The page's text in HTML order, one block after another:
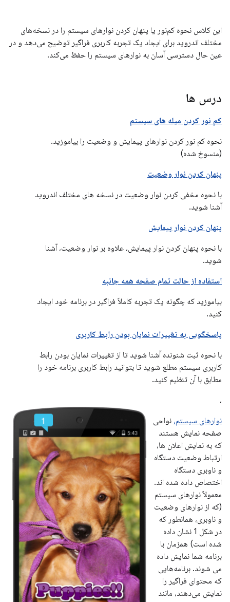
این کلاس نحوه کم‌نور یا پنهان کردن نوارهای سیستم را در نسخه‌های
مختلف اندروید برای ایجاد یک تجربه کاربری فراگیر توضیح می‌دهد و در
عین حال دسترسی آسان به نوارهای سیستم را حفظ می‌کند.
درس ها
کم نور کردن میله های سیستم
نحوه کم نور کردن نوارهای پیمایش و وضعیت را بیاموزید.
(منسوخ شده)
پنهان کردن نوار وضعیت
با نحوه مخفی کردن نوار وضعیت در نسخه های مختلف اندروید
آشنا شوید.
پنهان کردن نوار پیمایش
با نحوه پنهان کردن نوار پیمایش، علاوه بر نوار وضعیت، آشنا
شوید.
استفاده از حالت تمام صفحه همه جانبه
بیاموزید که چگونه یک تجربه کاملاً فراگیر در برنامه خود ایجاد
کنید.
پاسخگویی به تغییرات نمایان بودن رابط کاربری
با نحوه ثبت شنونده آشنا شوید تا از تغییرات نمایان بودن رابط
کاربری سیستم مطلع شوید تا بتوانید رابط کاربری برنامه خود را
مطابق با آن تنظیم کنید.
،
نوارهای سیستم، نواحی
صفحه نمایش هستند
که به نمایش اعلان ها،
ارتباط وضعیت دستگاه
و ناوبری دستگاه
اختصاص داده شده اند.
معمولاً نوارهای سیستم
(که از نوارهای وضعیت
و ناوبری، همانطور که
در شکل 1 نشان داده
شده است) همزمان با
برنامه شما نمایش داده
می شوند. برنامه‌هایی
که محتوای فراگیر را
نمایش می‌دهند، مانند